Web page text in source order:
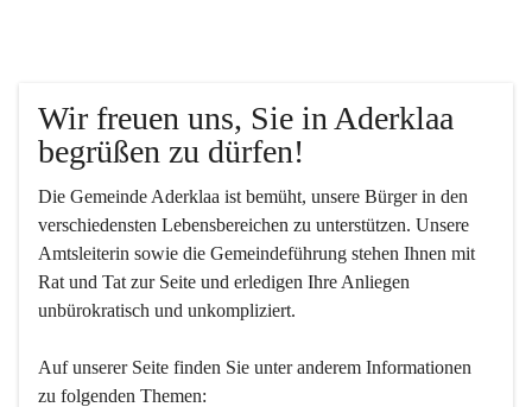
Wir freuen uns, Sie in Aderklaa
begrüßen zu dürfen!
Die Gemeinde Aderklaa ist bemüht, unsere Bürger in den
verschiedensten Lebensbereichen zu unterstützen. Unsere
Amtsleiterin sowie die Gemeindeführung stehen Ihnen mit
Rat und Tat zur Seite und erledigen Ihre Anliegen
unbürokratisch und unkompliziert.
Auf unserer Seite finden Sie un­ter an­de­rem Informationen
zu folgenden Themen: